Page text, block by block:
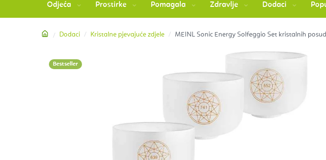
Odjeća Prostirke Pomagala Zdravlje Dodaci
Početna
Dodaci Kristalne pjevajuće zdjele MEINL Sonic Energy Solfeggio Set kristalnih
Bestseller